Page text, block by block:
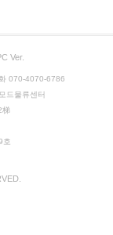
Ver.
070-4070-6786
드물류센터
梯
호